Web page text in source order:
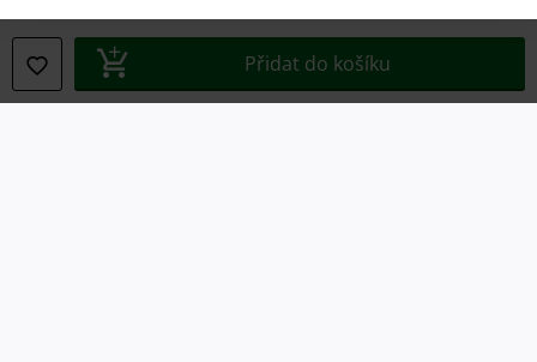
Přidat do košíku
Nastavení souborů cookie
Odstoupení od smlouvy